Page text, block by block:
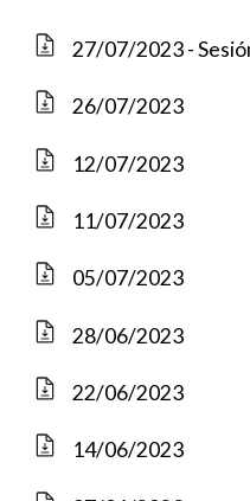
27/07/2023 -
26/07/2023
12/07/2023
11/07/2023
05/07/2023
28/06/2023
22/06/2023
14/06/2023